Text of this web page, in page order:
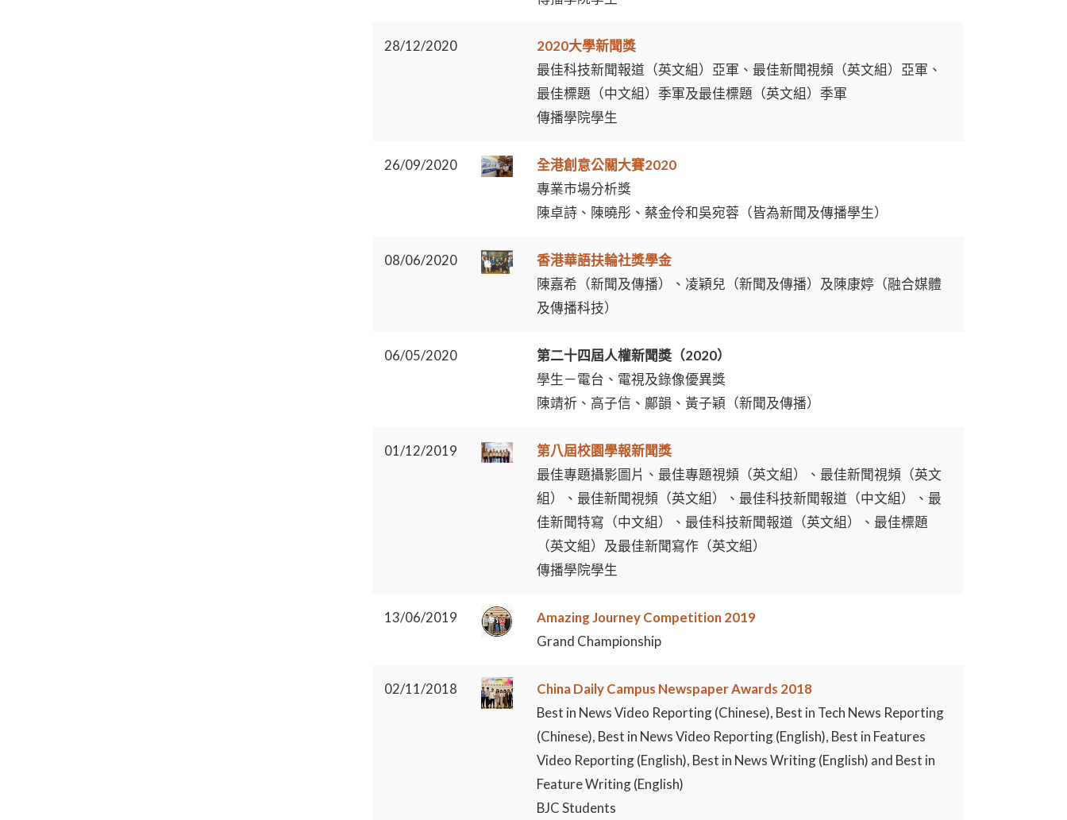
28/12/2020
2020大學新聞獎
最佳科技新聞報道（英文組）亞軍、最佳新聞視頻（英文組）亞軍、
最佳標題（中文組）季軍及最佳標題（英文組）季軍
傳播學院學生
26/09/2020
全港創意公關大賽2020
專業市場分析獎
陳卓詩、陳曉彤、蔡金伶和吳宛蓉（皆為新聞及傳播學生）
08/06/2020
香港華語扶輪社獎學金
陳嘉希（新聞及傳播）、凌穎兒（新聞及傳播）及陳康婷（融合媒體
及傳播科技）
06/05/2020
第二十四屆人權新聞奬（2020）
學生－電台、電視及錄像優異獎
陳靖祈、高子信、鄺韻、黃子穎（新聞及傳播）
01/12/2019
第八屆校園學報新聞獎
最佳專題攝影圖片、最佳專題視頻（英文組）、最佳新聞視頻（英文
組）、最佳新聞視頻（英文組）、最佳科技新聞報道（中文組）、最
佳新聞特寫（中文組）、最佳科技新聞報道（英文組）、最佳標題
（英文組）及最佳新聞寫作（英文組）
傳播學院學生
13/06/2019
Amazing Journey Competition 2019
Grand Championship
02/11/2018
China Daily Campus Newspaper Awards 2018
Best in News Video Reporting (Chinese), Best in Tech News Reporting
(Chinese), Best in News Video Reporting (English), Best in Features
Video Reporting (English), Best in News Writing (English) and Best in
Feature Writing (English)
BJC Students